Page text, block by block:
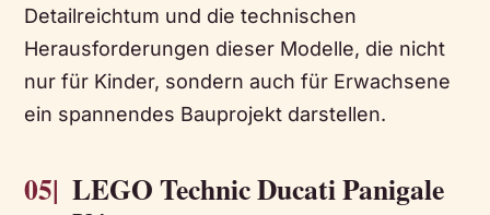
Detailreichtum und die technischen
Herausforderungen dieser Modelle, die nicht
nur für Kinder, sondern auch für Erwachsene
ein spannendes Bauprojekt darstellen.
05| LEGO Technic Ducati Panigale